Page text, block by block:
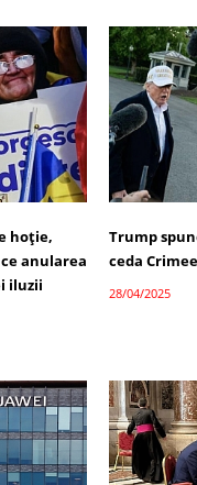
hoție,
anularea
iluzii
Trump
ceda
28/04/2025